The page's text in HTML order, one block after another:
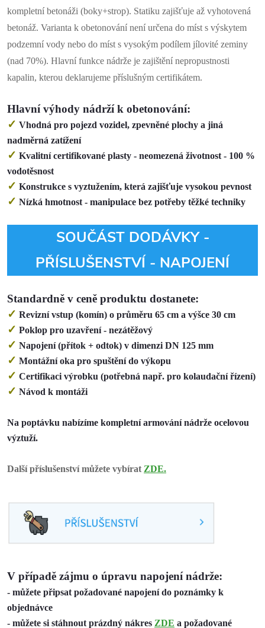
kompletní betonáži (boky+strop). Statiku zajišťuje až vyhotovená
betonáž. Varianta k obetonování není určena do míst s výskytem
podzemní vody nebo do míst s vysokým podílem jílovité zeminy
(nad 70%). Hlavní funkce nádrže je zajištění nepropustnosti
kapalin, kterou deklarujeme příslušným certifikátem.
Hlavní výhody nádrží k obetonování:
✓ Vhodná pro pojezd vozidel, zpevněné plochy a jiná
nadměrná zatížení
✓ Kvalitní certifikované plasty - neomezená životnost - 100 %
vodotěsnost
✓ Konstrukce s vyztužením, která zajišťuje vysokou pevnost
✓ Nízká hmotnost - manipulace bez potřeby těžké techniky
SOUČÁST DODÁVKY -
PŘÍSLUŠENSTVÍ - NAPOJENÍ
Standardně v ceně produktu dostanete:
✓ Revizní vstup (komín) o průměru 65 cm a výšce 30 cm
✓ Poklop pro uzavření - nezátěžový
✓ Napojení (přítok + odtok) v dimenzi DN 125 mm
✓ Montážní oka pro spuštění do výkopu
✓ Certifikaci výrobku (potřebná např. pro kolaudační řízení)
✓ Návod k montáži
Na poptávku nabízíme kompletní armování nádrže ocelovou
výztuží.
Další příslušenství můžete vybírat ZDE.
V případě zájmu o úpravu napojení nádrže:
- můžete připsat požadované napojení do poznámky k
objednávce
- můžete si stáhnout prázdný nákres ZDE a požadované